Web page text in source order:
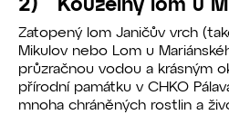
2) Kouzelný lom u
Zatopený lom Janičův vrch
Mikulov nebo Lom u
průzračnou vodou a krásným
přírodní památku v CHKO
mnoha chráněných rostlin a